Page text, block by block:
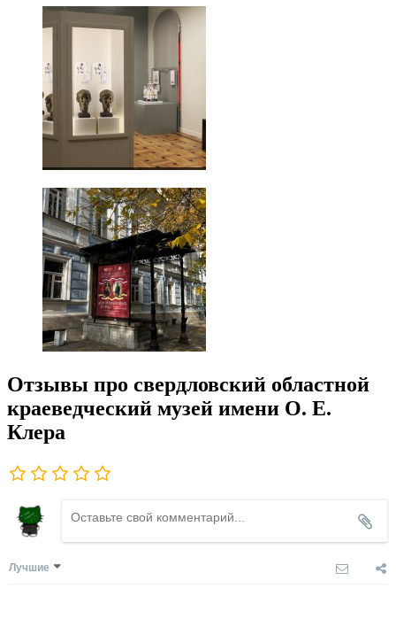
Отзывы про свердловский областной
краеведческий музей имени О. Е.
Клера
Лучшие